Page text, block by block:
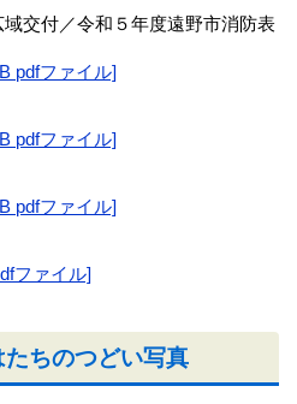
交付／令和５年度遠野市消防表
pdfファイル]
pdfファイル]
pdfファイル]
ファイル]
ちのつどい写真